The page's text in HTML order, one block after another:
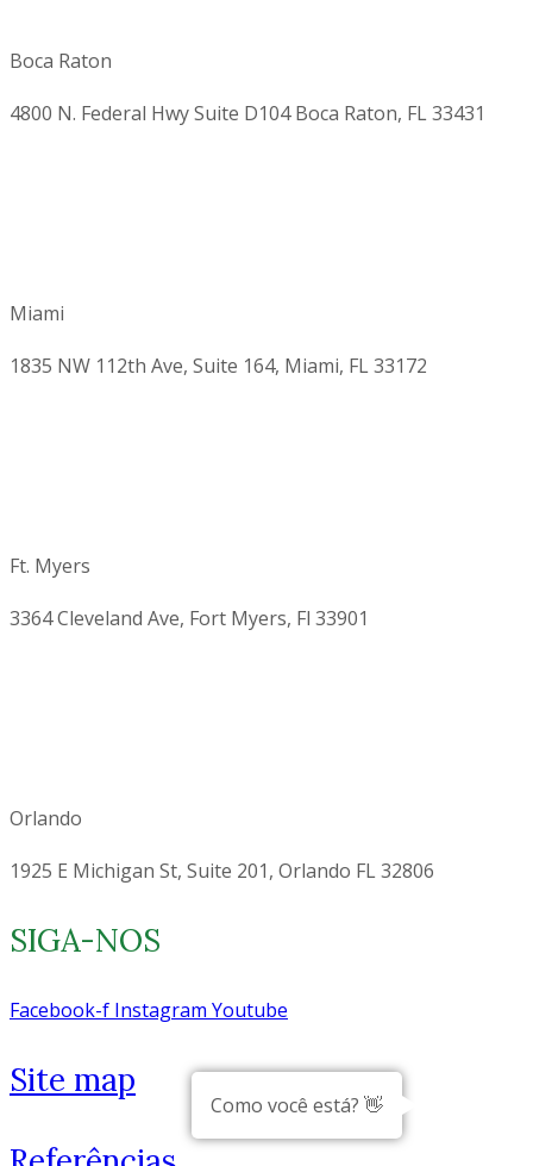
Boca Raton
4800 N. Federal Hwy Suite D104 Boca Raton, FL 33431
Miami
1835 NW 112th Ave, Suite 164, Miami, FL 33172
Ft. Myers
3364 Cleveland Ave, Fort Myers, Fl 33901
Orlando
1925 E Michigan St, Suite 201, Orlando FL 32806
SIGA-NOS
Facebook-f Instagram Youtube
Site map
Como você está? 👋